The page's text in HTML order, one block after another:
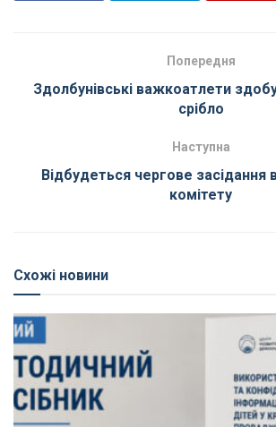
Попередня
Здолбунівські важкоатлети
срібло
Наступна
Відбудеться чергове засідання
комітету
Схожі новини